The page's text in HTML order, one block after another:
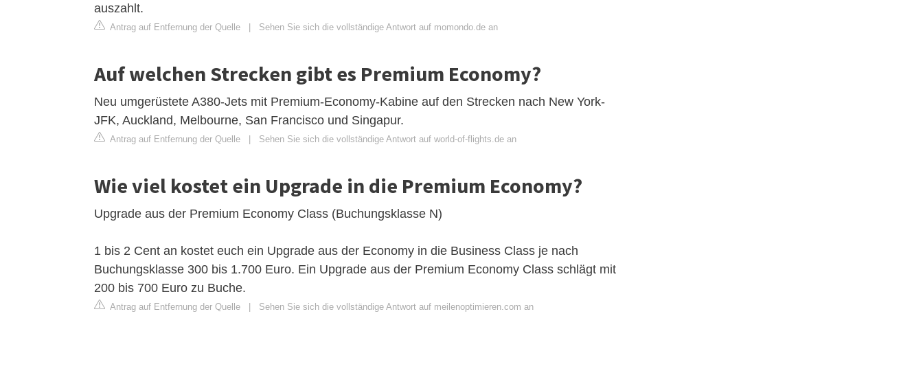
auszahlt.
Antrag auf Entfernung der Quelle | Sehen Sie sich die vollständige Antwort auf momondo.de an
Auf welchen Strecken gibt es Premium Economy?
Neu umgerüstete A380-Jets mit Premium-Economy-Kabine auf den Strecken nach New York-
JFK, Auckland, Melbourne, San Francisco und Singapur.
Antrag auf Entfernung der Quelle | Sehen Sie sich die vollständige Antwort auf world-of-flights.de an
Wie viel kostet ein Upgrade in die Premium Economy?
Upgrade aus der Premium Economy Class (Buchungsklasse N)
1 bis 2 Cent an kostet euch ein Upgrade aus der Economy in die Business Class je nach
Buchungsklasse 300 bis 1.700 Euro. Ein Upgrade aus der Premium Economy Class schlägt mit
200 bis 700 Euro zu Buche.
Antrag auf Entfernung der Quelle | Sehen Sie sich die vollständige Antwort auf meilenoptimieren.com an